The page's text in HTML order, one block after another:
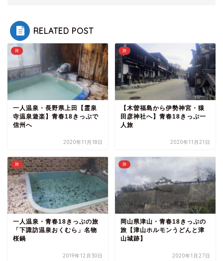
RELATED POST
旅
一人温泉・長野県上田【霊泉
寺温泉遊楽】青春18きっぷで
信州へ
2020年11月18日
旅
【木曽福島から伊勢神宮・猿
田彦神社へ】青春18きっぷ一
人旅
2020年11月21日
旅
一人温泉・青春18きっぷの旅
「下諏訪温泉おくむら」名物
桜鍋
2019年12月30日
旅
岡山県津山・青春18きっぷの
旅【津山ホルモンうどんと津
山城跡】
2020年1月27日